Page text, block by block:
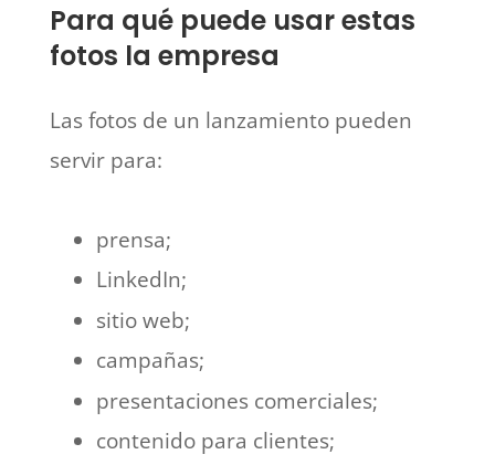
Para qué puede usar estas
fotos la empresa
Las fotos de un lanzamiento pueden
servir para:
prensa;
LinkedIn;
sitio web;
campañas;
presentaciones comerciales;
contenido para clientes;